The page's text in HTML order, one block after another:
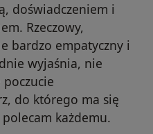
doświadczeniem i
Rzeczowy,
bardzo empatyczny i
wyjaśnia, nie
do którego ma się
polecam każdemu.